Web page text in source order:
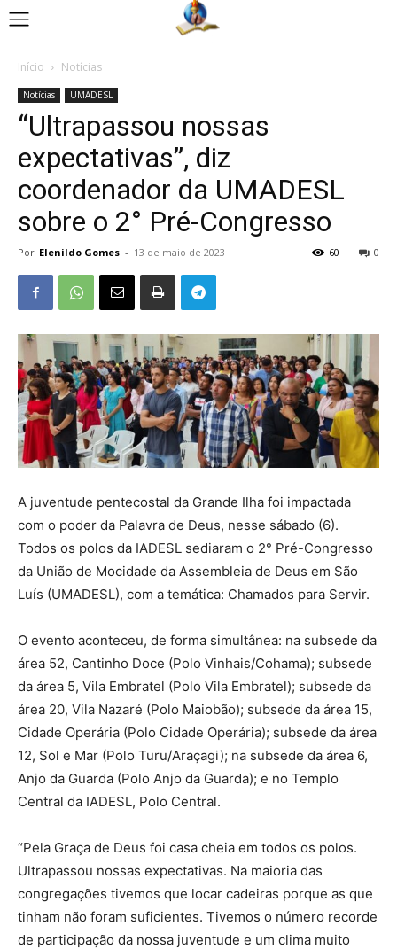
Início Notícias
Notícias UMADESL
“Ultrapassou nossas
expectativas”, diz
coordenador da UMADESL
sobre o 2° Pré-Congresso
Por Elenildo Gomes - 13 de maio de 2023 0
60
A juventude pentecostal da Grande Ilha foi impactada
com o poder da Palavra de Deus, nesse sábado (6).
Todos os polos da IADESL sediaram o 2° Pré-Congresso
da União de Mocidade da Assembleia de Deus em São
Luís (UMADESL), com a temática: Chamados para Servir.
O evento aconteceu, de forma simultânea: na subsede da
área 52, Cantinho Doce (Polo Vinhais/Cohama); subsede
da área 5, Vila Embratel (Polo Vila Embratel); subsede da
área 20, Vila Nazaré (Polo Maiobão); subsede da área 15,
Cidade Operária (Polo Cidade Operária); subsede da área
12, Sol e Mar (Polo Turu/Araçagi); na subsede da área 6,
Anjo da Guarda (Polo Anjo da Guarda); e no Templo
Central da IADESL, Polo Central.
“Pela Graça de Deus foi casa cheia em todos os polos.
Ultrapassou nossas expectativas. Na maioria das
congregações tivemos que locar cadeiras porque as que
tinham não foram suficientes. Tivemos o número recorde
de participação da nossa juventude e um clima muito